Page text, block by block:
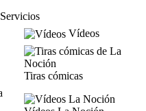
Servicios
Vídeos
Tiras cómicas